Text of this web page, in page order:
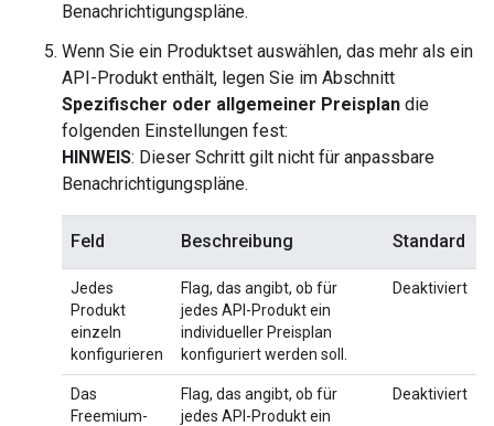
Benachrichtigungspläne.
Wenn Sie ein Produktset auswählen, das mehr als ein
API-Produkt enthält, legen Sie im Abschnitt
Spezifischer oder allgemeiner Preisplan die
folgenden Einstellungen fest:
HINWEIS: Dieser Schritt gilt nicht für anpassbare
Benachrichtigungspläne.
Feld Beschreibung Standard
Jedes
Produkt
einzeln
konfigurieren
Flag, das angibt, ob für
jedes API-Produkt ein
individueller Preisplan
konfiguriert werden soll.
Deaktiviert
Das
Freemium-
Flag, das angibt, ob für
jedes API-Produkt ein
Deaktiviert